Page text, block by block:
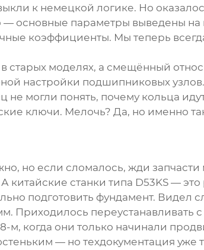
к немецкой логике. Но
основные параметры выведены на
коэффициенты. Мы теперь
моделях, а смещённый
настройки подшипниковых узлов.
могли понять, почему кольца
ключи. Мелочь? Да, но именно
но если сломалось, жди запчасти
А китайские станки типа D53KS —
подготовить фундамент. Видел
Приходилось переустанавливать
м, когда они только начинали
— но техдокументация уже